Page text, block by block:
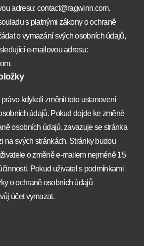
adresu: contact@ragwinn.com.
s platnými zákony o ochraně
o vymazání svých osobních údajů,
e-mailovou adresu:
kdykoli změnit toto ustanovení
údajů. Pokud dojde ke změně
osobních údajů, zavazuje se stránka
na svých stránkách. Stránky budou
o změně e-mailem nejméně 15
Pokud uživatel s podmínkami
o ochraně osobních údajů
účet vymazat.